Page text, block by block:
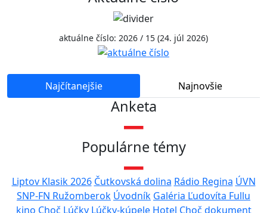
aktuálne číslo: 2026 / 15 (24. júl 2026)
Najčítanejšie Najnovšie
Anketa
Populárne témy
Liptov Klasik 2026 Čutkovská dolina Rádio Regina ÚVN
SNP-FN Ružomberok Úvodník Galéria Ľudovíta Fullu
kino Choč Lúčky Lúčky-kúpele Hotel Choč dokument